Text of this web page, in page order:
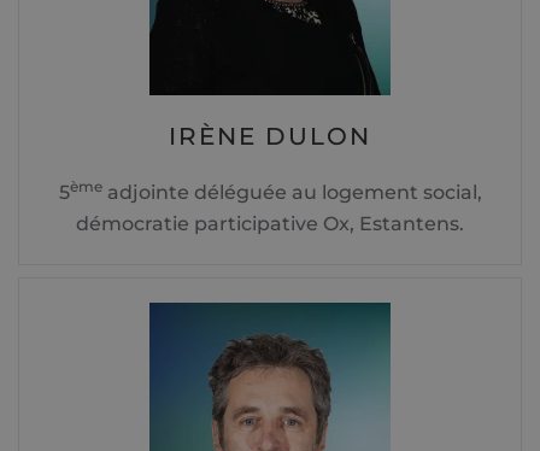
IRÈNE DULON
5èmeadjointe déléguée au logement social,
démocratie participative Ox, Estantens.